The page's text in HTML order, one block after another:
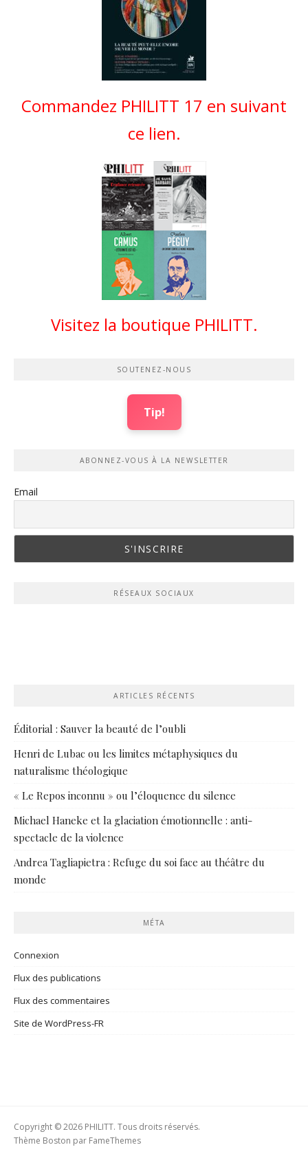
Commandez PHILITT 17 en suivant
ce lien.
Visitez la boutique PHILITT.
SOUTENEZ-NOUS
Tip!
ABONNEZ-VOUS À LA NEWSLETTER
Email
RÉSEAUX SOCIAUX
ARTICLES RÉCENTS
Éditorial : Sauver la beauté de l’oubli
Henri de Lubac ou les limites métaphysiques du
naturalisme théologique
« Le Repos inconnu » ou l’éloquence du silence
Michael Haneke et la glaciation émotionnelle : anti-
spectacle de la violence
Andrea Tagliapietra : Refuge du soi face au théâtre du
monde
MÉTA
Connexion
Flux des publications
Flux des commentaires
Site de WordPress-FR
Copyright © 2026 PHILITT. Tous droits réservés.
Thème Boston par FameThemes